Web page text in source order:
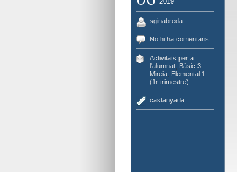
sginabreda
No hi ha comentaris
Activitats per a
l'alumnat, Bàsic 3
Mireia, Elemental 1
(1r trimestre)
castanyada